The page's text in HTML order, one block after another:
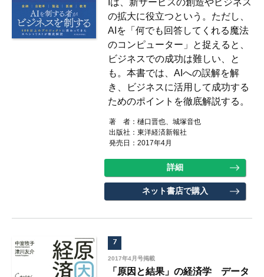
の拡大に役立つという。ただし、
AIを「何でも回答してくれる魔法
のコンピューター」と捉えると、
ビジネスでの成功は難しい、と
も。本書では、AIへの誤解を解
き、ビジネスに活用して成功する
ためのポイントを徹底解説する。
著 者：樋口晋也、城塚音也
出版社：東洋経済新報社
発売日：2017年4月
詳細
ネット書店で購入
7
2017年4月号掲載
「原因と結果」の経済学 データ